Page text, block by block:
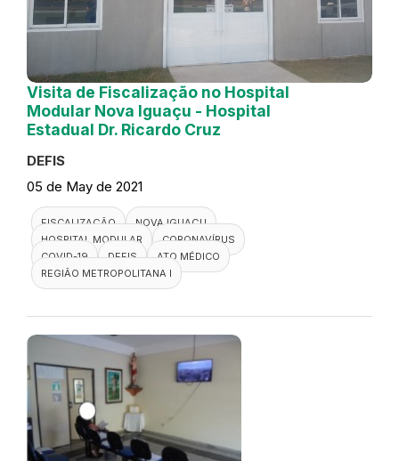
Visita de Fiscalização no Hospital
Modular Nova Iguaçu - Hospital
Estadual Dr. Ricardo Cruz
DEFIS
05 de May de 2021
FISCALIZAÇÃO
NOVA IGUAÇU
HOSPITAL MODULAR
CORONAVÍRUS
COVID-19
DEFIS
ATO MÉDICO
REGIÃO METROPOLITANA I